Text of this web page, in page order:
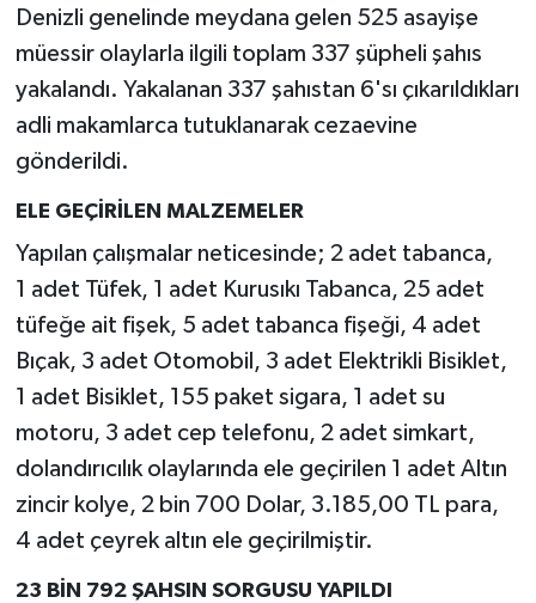
Denizli genelinde meydana gelen 525 asayişe
müessir olaylarla ilgili toplam 337 şüpheli şahıs
yakalandı. Yakalanan 337 şahıstan 6'sı çıkarıldıkları
adli makamlarca tutuklanarak cezaevine
gönderildi.
ELE GEÇİRİLEN MALZEMELER
Yapılan çalışmalar neticesinde; 2 adet tabanca,
1 adet Tüfek, 1 adet Kurusıkı Tabanca, 25 adet
tüfeğe ait fişek, 5 adet tabanca fişeği, 4 adet
Bıçak, 3 adet Otomobil, 3 adet Elektrikli Bisiklet,
1 adet Bisiklet, 155 paket sigara, 1 adet su
motoru, 3 adet cep telefonu, 2 adet simkart,
dolandırıcılık olaylarında ele geçirilen 1 adet Altın
zincir kolye, 2 bin 700 Dolar, 3.185,00 TL para,
4 adet çeyrek altın ele geçirilmiştir.
23 BİN 792 ŞAHSIN SORGUSU YAPILDI